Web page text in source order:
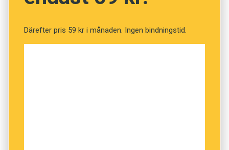
allapokalyps
vill man nog inte uppleva.
Därefter pris 59 kr i månaden. Ingen bindningstid.